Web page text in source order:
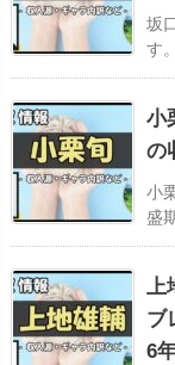
坂
す
小
の
小
盛
ブ
6年